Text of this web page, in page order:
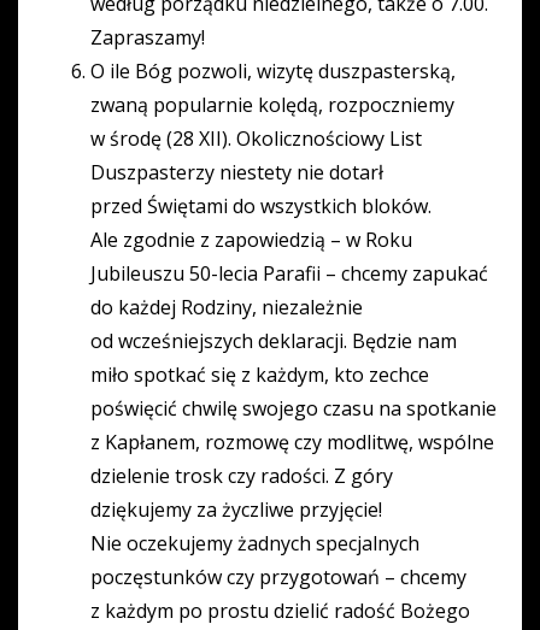
Zapraszamy!
O ile Bóg pozwoli, wizytę duszpasterską,
zwaną popularnie kolędą, rozpoczniemy
w środę (28 XII). Okolicznościowy List
Duszpasterzy niestety nie dotarł
przed Świętami do wszystkich bloków.
Ale zgodnie z zapowiedzią – w Roku
Jubileuszu 50-lecia Parafii – chcemy zapukać
do każdej Rodziny, niezależnie
od wcześniejszych deklaracji. Będzie nam
miło spotkać się z każdym, kto zechce
poświęcić chwilę swojego czasu na spotkanie
z Kapłanem, rozmowę czy modlitwę, wspólne
dzielenie trosk czy radości. Z góry
dziękujemy za życzliwe przyjęcie!
Nie oczekujemy żadnych specjalnych
poczęstunków czy przygotowań – chcemy
z każdym po prostu dzielić radość Bożego